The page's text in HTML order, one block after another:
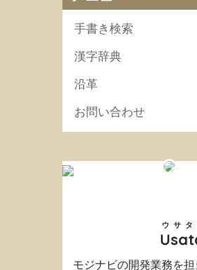
手書き検索
漢字辞典
沿革
お問い合わせ
ウサタ
モジナビの開発業務を